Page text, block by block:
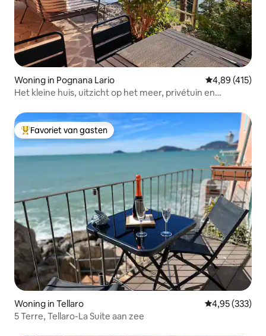
Woning in Pognana Lario Gemiddelde
4,89 (415)
Het kleine huis, uitzicht op het meer, privétuin en
Topfavoriet van gasten
Favoriet van gasten
Woning in Tellaro Gemiddelde
4,95 (333)
5 Terre, Tellaro-La Suite aan zee